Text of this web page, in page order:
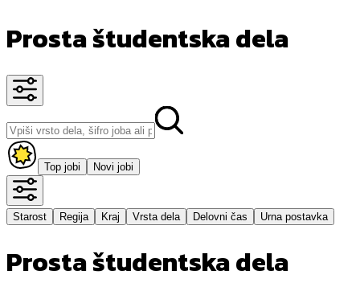
Prosta študentska dela
Top jobi Novi jobi
Starost Regija Kraj Vrsta dela Delovni čas Urna postavka
Prosta študentska dela